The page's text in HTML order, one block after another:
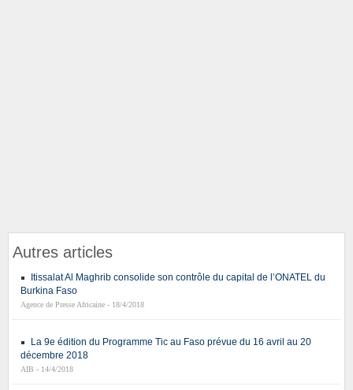
Autres articles
Itissalat Al Maghrib consolide son contrôle du capital de l’ONATEL du
Burkina Faso
Agence de Presse Africaine - 18/4/2018
La 9e édition du Programme Tic au Faso prévue du 16 avril au 20
décembre 2018
AIB - 14/4/2018